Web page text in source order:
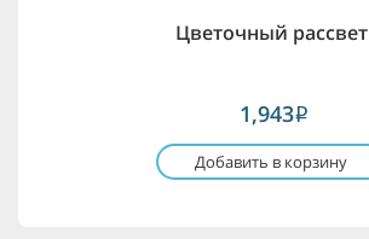
Цветочный рассвет
1,943i
Добавить в корзину